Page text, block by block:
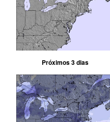
Próximos 3 dias